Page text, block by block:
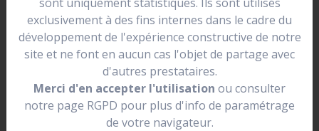
se situer dans une rue.
Elle peut être lumineuse, non lumineuse, prendre la
forme de votre logo.
exclusivement à des fins internes dans le cadre du
développement de l'expérience constructive de notre
site et ne font en aucun cas l'objet de partage avec
d'autres prestataires.
Merci d'en accepter l'utilisation ou consulter
notre page RGPD pour plus d'info de paramétrage
de votre navigateur.